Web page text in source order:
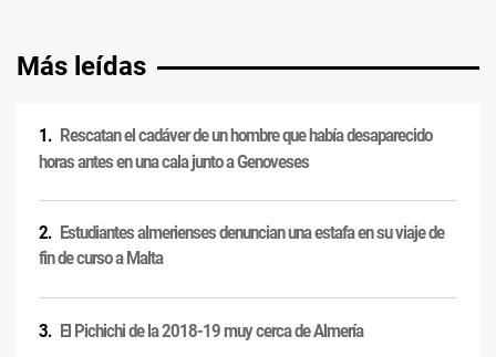
Más leídas
Rescatan el cadáver de un hombre que había desaparecido
horas antes en una cala junto a Genoveses
Estudiantes almerienses denuncian una estafa en su viaje de
fin de curso a Malta
El Pichichi de la 2018-19 muy cerca de Almería